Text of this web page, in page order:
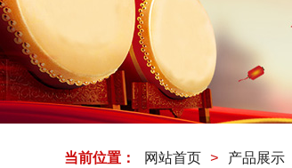
当前位置： 网站首页 > 产品展示